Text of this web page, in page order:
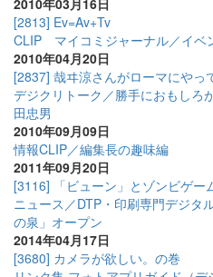
2010年03月16日
[2813] Ev=Av+Tv
CLIP マイコミジャーナル／イベ
2010年04月20日
[2837] 哉ヰ涼さんがローマにやっ
デジクリトーク／勝手におもしろ
田忠男
2010年09月09日
情報CLIP／編集長の趣味編
2011年09月20日
[3116] 「ビューン」とゾンビゲー
ニュース／DTP・印刷専門デジタ
の泉」オープン
2014年04月17日
[3680] カメラが欲しい。の巻